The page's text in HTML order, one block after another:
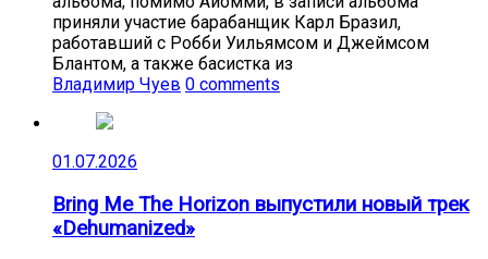
приняли участие барабанщик Карл Бразил,
работавший с Робби Уильямсом и Джеймсом
Блантом, а также басистка из
Владимир Чуев 0 comments
01.07.2026
Bring Me The Horizon выпустили новый трек
«Dehumanized»